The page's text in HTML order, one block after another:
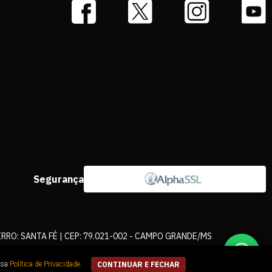
Segurança
SANTA FÉ | CEP: 79.021-002 - CAMPO GRANDE/MS
Política de Privacidade CONTINUAR E FECHAR